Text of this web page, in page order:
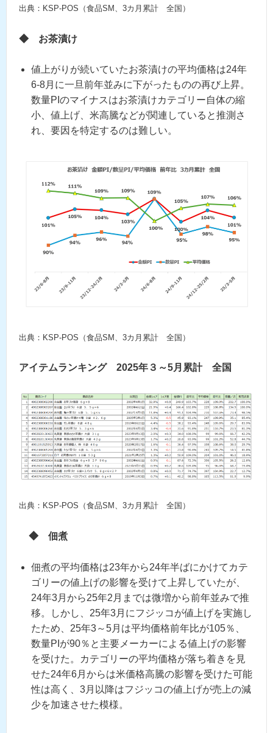
出典：KSP-POS（食品SM、3カ月累計 全国）
◆ お茶漬け
値上がりが続いていたお茶漬けの平均価格は24年
6-8月に一旦前年並みに下がったものの再び上昇。
数量PIのマイナスはお茶漬けカテゴリー自体の縮
小、値上げ、米高騰などが関連していると推測さ
れ、要因を特定するのは難しい。
出典：KSP-POS（食品SM、3カ月累計 全国）
アイテムランキング 2025年３～5月累計 全国
出典：KSP-POS（食品SM、3カ月累計 全国）
◆ 佃煮
佃煮の平均価格は23年から24年半ばにかけてカテ
ゴリーの値上げの影響を受けて上昇していたが、
24年3月から25年2月までは微増から前年並みで推
移。しかし、25年3月にフジッコが値上げを実施し
たため、25年3～5月は平均価格前年比が105％、
数量PIが90％と主要メーカーによる値上げの影響
を受けた。カテゴリーの平均価格が落ち着きを見
せた24年6月からは米価格高騰の影響を受けた可能
性は高く、3月以降はフジッコの値上げが売上の減
少を加速させた模様。